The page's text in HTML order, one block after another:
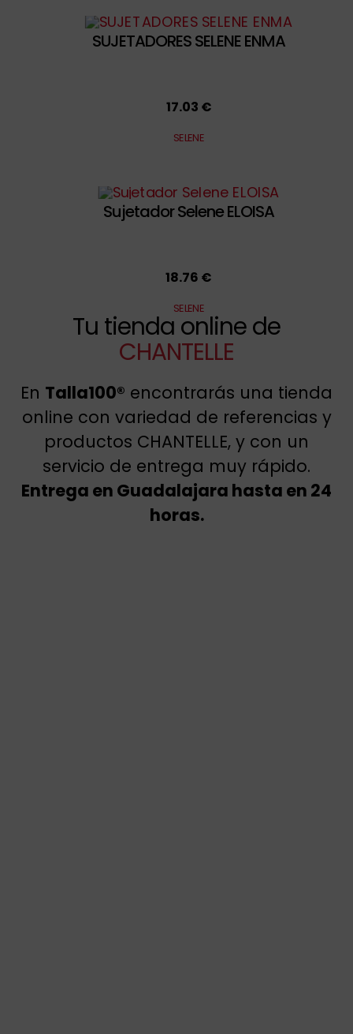
SUJETADORES SELENE ENMA
17.03 €
SELENE
Sujetador Selene ELOISA
18.76 €
SELENE
Tu tienda online de
CHANTELLE
En Talla100® encontrarás una tienda
online con variedad de referencias y
productos CHANTELLE, y con un
servicio de entrega muy rápido.
Entrega en Guadalajara hasta en 24
horas.